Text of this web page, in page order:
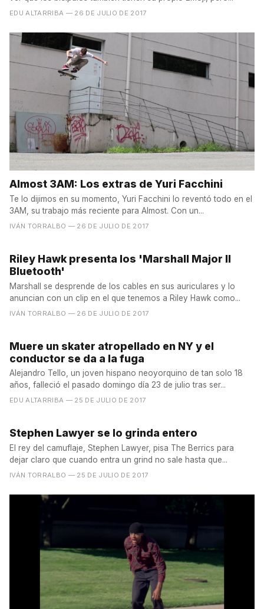
EDU ALTARRIBA — 26 DE JULIO DE 2017
Almost 3AM: Los extras de Yuri Facchini
Te lo dijimos en su momento, Yuri Facchini lo reventó todo en el
3AM, su trabajo más reciente para Almost. Con un...
IVÁN TORRALBO — 26 DE JULIO DE 2017
Riley Hawk presenta los 'Marshall Major II
Bluetooth'
Marshall se desprende de los cables en sus auriculares y lo
anuncian con un clip en el que tenemos a Riley Hawk como...
IVÁN TORRALBO — 26 DE JULIO DE 2017
Muere un skater atropellado en NY y el
conductor se da a la fuga
Alejandro Tello, un joven hispano neoyorquino de tan solo 18
años, falleció el pasado domingo día 23 de julio tras ser...
EDU ALTARRIBA — 25 DE JULIO DE 2017
Stephen Lawyer se lo grinda entero
El rey del camuflaje, Stephen Lawyer, pisa The Berrics para
dejar claro que cuando entra un grind no sale hasta que...
IVÁN TORRALBO — 25 DE JULIO DE 2017